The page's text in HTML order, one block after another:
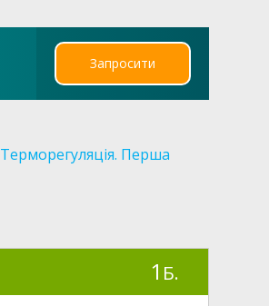
Запросити
Терморегуляція. Перша
1 Б.